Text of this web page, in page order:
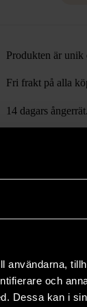
användarna,
och
Dessa kan i
Produkten är unik
Fri frakt på alla
14 dagars ångerrät.